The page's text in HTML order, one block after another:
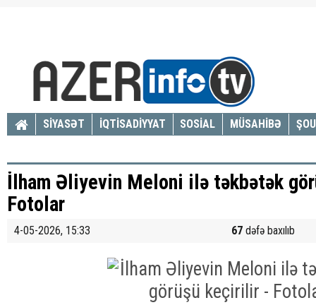
SİYASƏT İQTİSADİYYAT SOSİAL MÜSAHİBƏ
İlham Əliyevin Meloni ilə təkbətək
Fotolar
4-05-2026, 15:33 67 dəfə baxılıb